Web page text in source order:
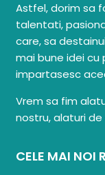
Astfel, dorim sa
talentati,
care, sa
mai bune idei cu
impartasesc
Vrem sa fim
nostru, alaturi de
CELE MAI NOI